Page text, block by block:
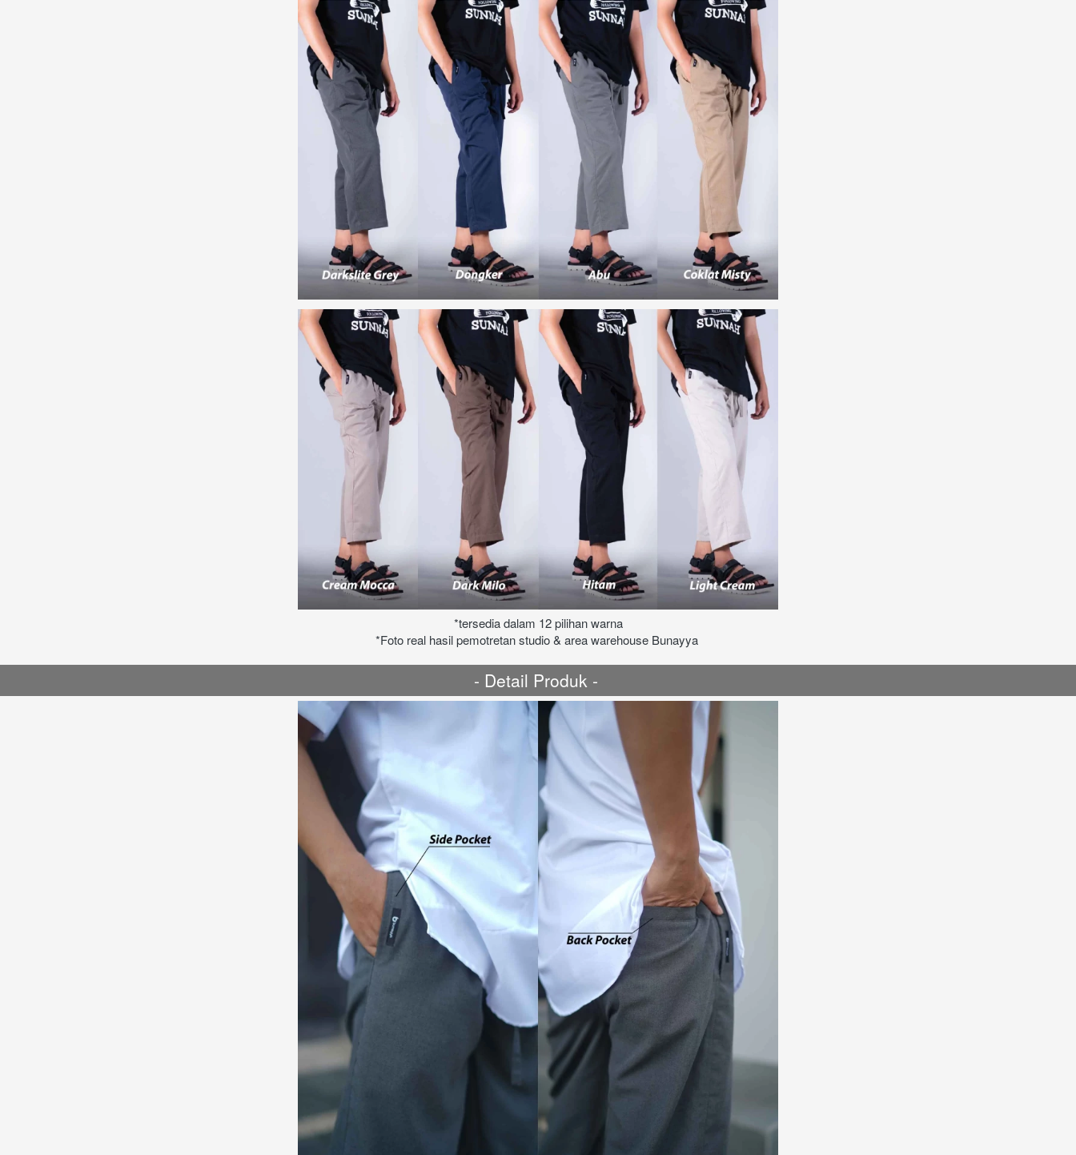
*tersedia dalam 12 pilihan warna
*Foto real hasil pemotretan studio & area warehouse Bunayya
- Detail Produk -